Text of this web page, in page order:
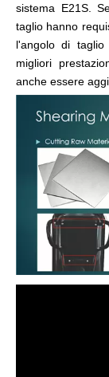
sistema E21S.
taglio hanno
l'angolo di
migliori
anche essere